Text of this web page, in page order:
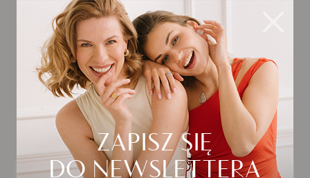
Biżuteria wybrana dla
Ciebie